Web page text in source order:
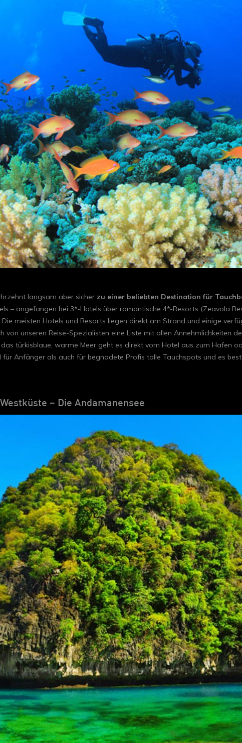
langsam aber sicher zu einer beliebten Destination für
– angefangen bei 3*-Hotels über romantische 4*-Resorts (Zeavola
meisten Hotels und Resorts liegen direkt am Strand und einige
von unseren Reise-Spezialisten eine Liste mit allen Annehmlichkeiten
türkisblaue, warme Meer geht es direkt vom Hotel aus zum Hafen
für Anfänger als auch für begnadete Profis tolle Tauchspots und es
– Die Andamanensee